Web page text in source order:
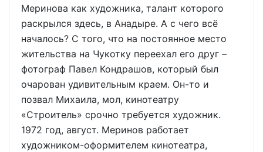
Меринова как художника, талант которого
раскрылся здесь, в Анадыре. А с чего всё
началось? С того, что на постоянное место
жительства на Чукотку переехал его друг –
фотограф Павел Кондрашов, который был
очарован удивительным краем. Он-то и
позвал Михаила, мол, кинотеатру
«Строитель» срочно требуется художник.
1972 год, август. Меринов работает
художником-оформителем кинотеатра,